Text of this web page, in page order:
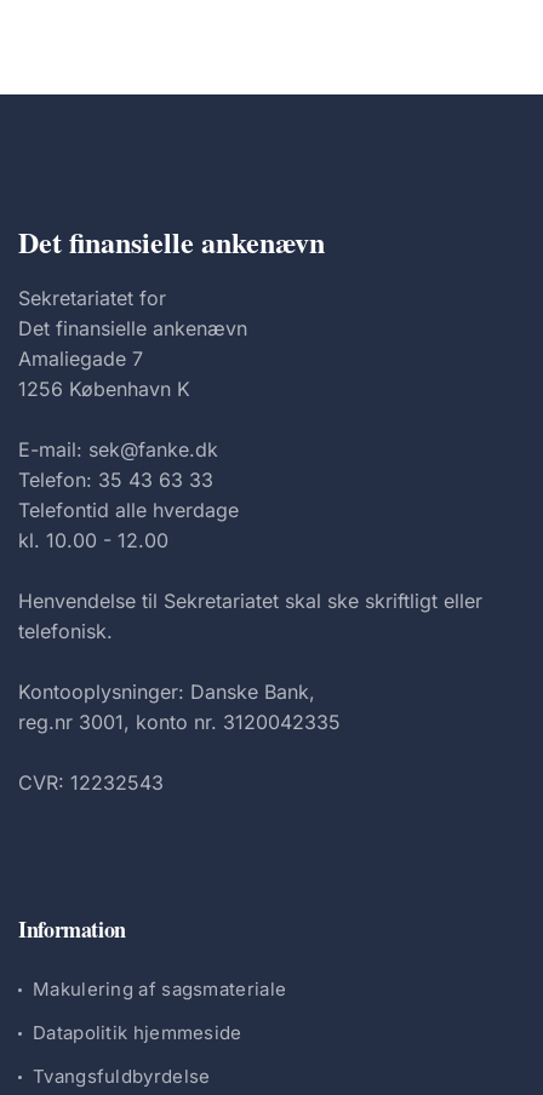
Det finansielle ankenævn
Sekretariatet for
Det finansielle ankenævn
Amaliegade 7
1256 København K
E-mail: sek@fanke.dk
Telefon: 35 43 63 33
Telefontid alle hverdage
kl. 10.00 - 12.00
Henvendelse til Sekretariatet skal ske skriftligt eller
telefonisk.
Kontooplysninger: Danske Bank,
reg.nr 3001, konto nr. 3120042335
CVR: 12232543
Information
Makulering af sagsmateriale
Datapolitik hjemmeside
Tvangsfuldbyrdelse